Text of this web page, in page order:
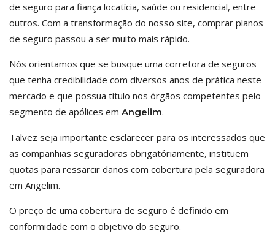
de seguro para fiança locatícia, saúde ou residencial, entre
outros. Com a transformação do nosso site, comprar planos
de seguro passou a ser muito mais rápido.
Nós orientamos que se busque uma corretora de seguros
que tenha credibilidade com diversos anos de prática neste
mercado e que possua título nos órgãos competentes pelo
segmento de apólices em Angelim.
Talvez seja importante esclarecer para os interessados que
as companhias seguradoras obrigatóriamente, instituem
quotas para ressarcir danos com cobertura pela seguradora
em Angelim.
O preço de uma cobertura de seguro é definido em
conformidade com o objetivo do seguro.